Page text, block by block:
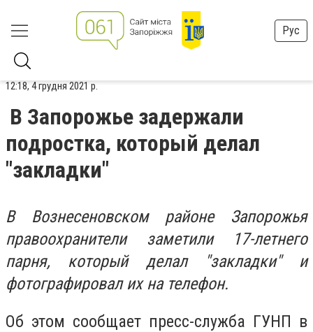
Рус
12:18, 4 грудня 2021 р.
В Запорожье задержали
подростка, который делал
"закладки"
В Вознесеновском районе Запорожья
правоохранители заметили 17-летнего
парня, который делал "закладки" и
фотографировал их на телефон.
Об этом сообщает пресс-служба ГУНП в